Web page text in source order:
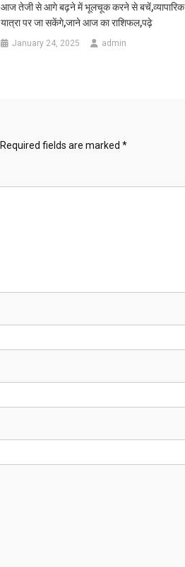
आज तेजी से आगे बढ़ने में भूलचूक करने से बचें,व्यापारिक
यात्रा पर जा सकेंगे,जाने आज का राशिफल,पढ़े
January 24, 2025 admin
Required fields are marked *